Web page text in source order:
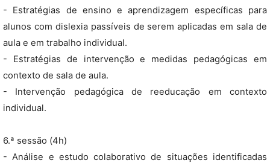
- Estratégias de ensino e aprendizagem específicas para
alunos com dislexia passíveis de serem aplicadas em sala de
aula e em trabalho individual.
- Estratégias de intervenção e medidas pedagógicas em
contexto de sala de aula.
- Intervenção pedagógica de reeducação em contexto
individual.
6.ª sessão (4h)
- Análise e estudo colaborativo de situações identificadas